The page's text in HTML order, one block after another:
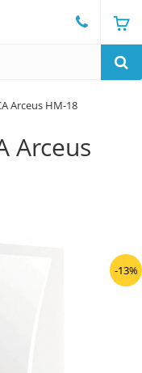
Arceus HM-18
Arceus
-13%